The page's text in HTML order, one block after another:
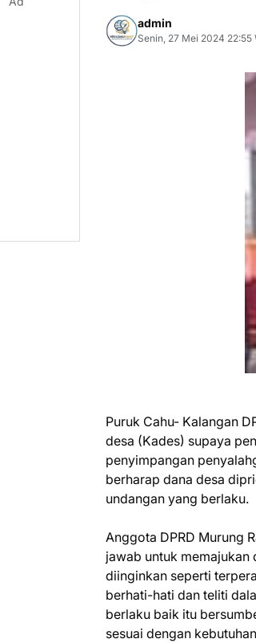
admin
Senin, 27 Mei 2024 22:55
Puruk Cahu- Kalangan
desa (Kades) supaya
penyimpangan
berharap dana desa
undangan yang berlaku.
Anggota DPRD Murung
jawab untuk memajukan
diinginkan seperti
berhati-hati dan teliti
berlaku baik itu
sesuai dengan